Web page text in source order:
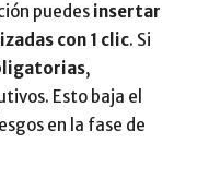
puedes insertar
con 1 clic. Si
,
Esto baja el
en la fase de